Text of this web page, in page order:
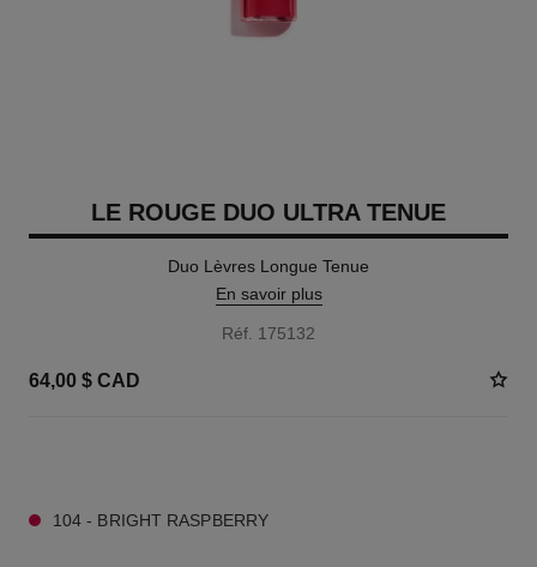
LE ROUGE DUO ULTRA TENUE
Duo Lèvres Longue Tenue
En savoir plus
Réf. 175132
64,00 $ CAD
104 - BRIGHT RASPBERRY